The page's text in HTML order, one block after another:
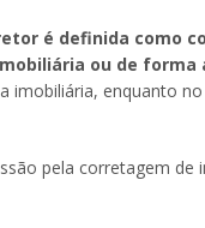
é definida como
ou de forma
imobiliária, enquanto
pela corretagem